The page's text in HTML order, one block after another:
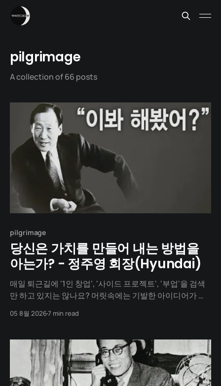
pilgrimage
A collection of 66 posts
pilgrimage
당신은 가치를 만들어 내는 방법을
아는가? - 정주영 회장(Hyundai)
매일 퇴근길에 '1인 창업', '사이드 프로젝트', '부업'을 검색
만 하고 있지는 않나요? 머릿속에는 기발한 아이디어가 넘
없지 않나요? "아직 기획이 덜 돼서", "개발을 할 줄 몰라서",
05 8월 20267 min read